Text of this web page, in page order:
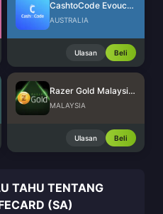
CashtoCode Evoucher (AUD)
AUSTRALIA
Ulasan Beli
Razer Gold Malaysia (MYR)
MALAYSIA
Ulasan Beli
TAHU TENTANG
(SA)